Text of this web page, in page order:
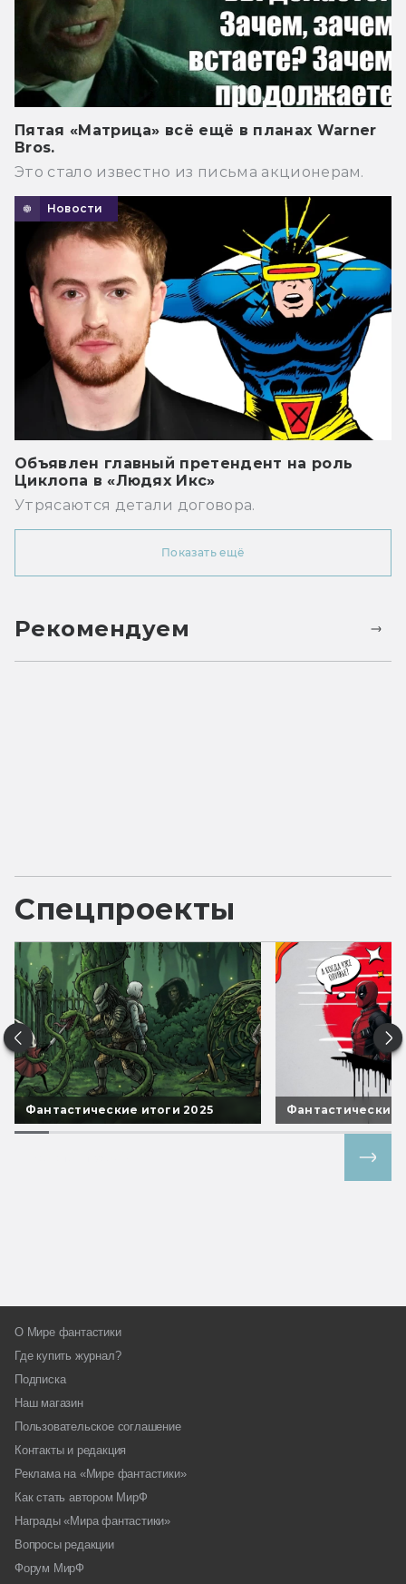
Пятая «Матрица» всё ещё в планах Warner
Bros.
Это стало известно из письма акционерам.
Новости
Объявлен главный претендент на роль
Циклопа в «Людях Икс»
Утрясаются детали договора.
Показать ещё
Рекомендуем
Спецпроекты
Фантастические итоги 2025 Фантастические
О Мире фантастики
Где купить журнал?
Подписка
Наш магазин
Пользовательское соглашение
Контакты и редакция
Реклама на «Мире фантастики»
Как стать автором МирФ
Награды «Мира фантастики»
Вопросы редакции
Форум МирФ